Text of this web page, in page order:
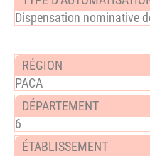
Dispensation nominative
PACA
6